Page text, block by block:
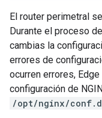
El router perimetral
Durante el proceso
cambias la
errores de
ocurren errores,
configuración de
/opt/nginx/conf.d